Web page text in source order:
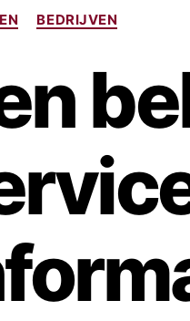
BEDRIJVEN